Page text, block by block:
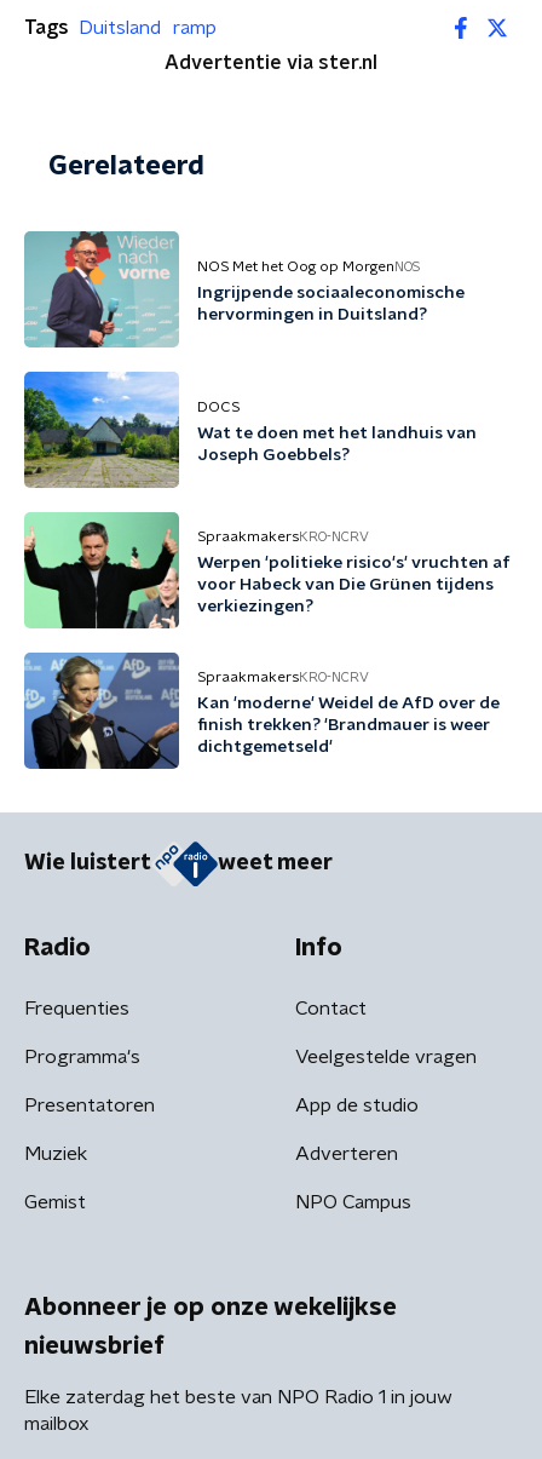
Tags Duitsland
ramp
Advertentie via ster.nl
Gerelateerd
NOS Met het Oog op Morgen NOS
Ingrijpende sociaaleconomische
hervormingen in Duitsland?
DOCS
Wat te doen met het landhuis van
Joseph Goebbels?
SpraakmakersKRO-NCRV
Werpen 'politieke risico's' vruchten af
voor Habeck van Die Grünen tijdens
verkiezingen?
SpraakmakersKRO-NCRV
Kan 'moderne' Weidel de AfD over de
finish trekken? 'Brandmauer is weer
dichtgemetseld'
Wie luistert weet meer
Radio
Frequenties
Programma's
Presentatoren
Muziek
Gemist
Info
Contact
Veelgestelde vragen
App de studio
Adverteren
NPO Campus
Abonneer je op onze wekelijkse
nieuwsbrief
Elke zaterdag het beste van NPO Radio 1 in jouw
mailbox